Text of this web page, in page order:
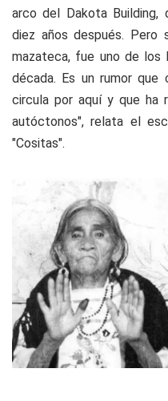
arco del Dakota Building,
diez años después. Pero
mazateca, fue uno de
década. Es un rumor que
circula por aquí y que ha
autóctonos", relata el
"Cositas".